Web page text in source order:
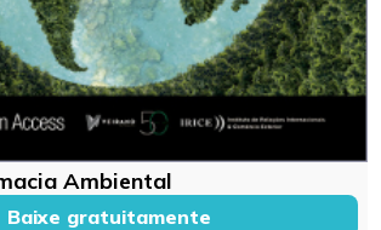
Ambiental
Baixe gratuitamente